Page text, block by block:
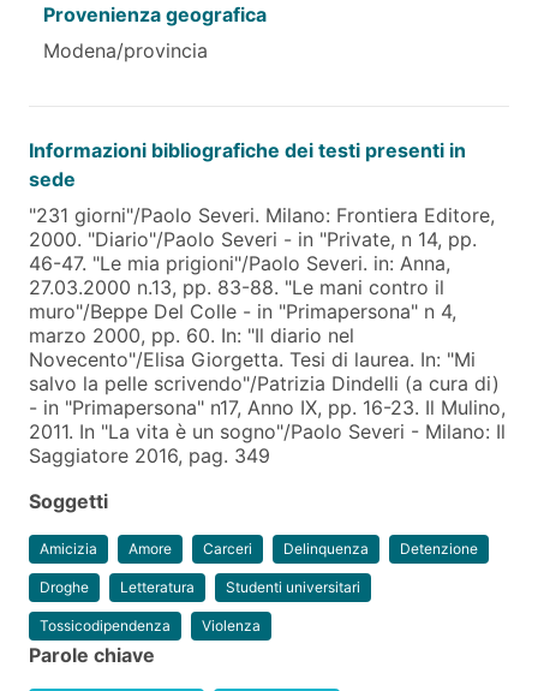
Provenienza geografica
Modena/provincia
Informazioni bibliografiche dei testi presenti in
sede
"231 giorni"/Paolo Severi. Milano: Frontiera Editore,
2000. "Diario"/Paolo Severi - in "Private, n 14, pp.
46-47. "Le mia prigioni"/Paolo Severi. in: Anna,
27.03.2000 n.13, pp. 83-88. "Le mani contro il
muro"/Beppe Del Colle - in "Primapersona" n 4,
marzo 2000, pp. 60. In: "Il diario nel
Novecento"/Elisa Giorgetta. Tesi di laurea. In: "Mi
salvo la pelle scrivendo"/Patrizia Dindelli (a cura di)
- in "Primapersona" n17, Anno IX, pp. 16-23. Il Mulino,
2011. In "La vita è un sogno"/Paolo Severi - Milano: Il
Saggiatore 2016, pag. 349
Soggetti
Amicizia Amore Carceri Delinquenza Detenzione
Droghe Letteratura Studenti universitari
Tossicodipendenza Violenza
Parole chiave